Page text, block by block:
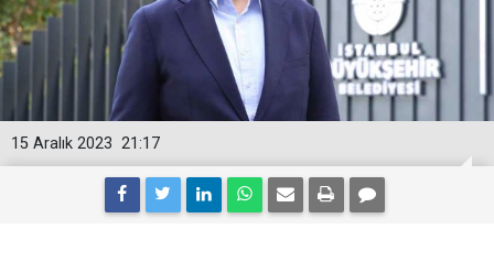
21:17
15 Aralık 2023